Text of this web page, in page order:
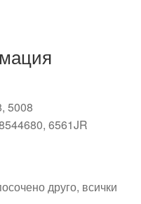
5008
6561JR
друго, всички